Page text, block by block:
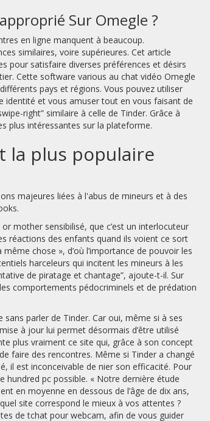
Sur Omegle ?
en ligne manquent à beaucoup.
similaires, voire supérieures. Cet article
pour satisfaire diverses préférences et désirs
Cette software various au chat vidéo Omegle
pays et régions. Vous pouvez utiliser
identité et vous amuser tout en vous faisant de
right” similaire à celle de Tinder. Grâce à
plus intéressantes sur la plateforme.
la plus populaire
majeures liées à l'abus de mineurs et à des
or mother sensibilisé, que c’est un interlocuteur
réactions des enfants quand ils voient ce sort
chose », d’où l’importance de pouvoir les
harceleurs qui incitent les mineurs à les
de piratage et chantage”, ajoute-t-il. Sur
comportements pédocriminels et de prédation
parler de Tinder. Car oui, même si à ses
à jour lui permet désormais d’être utilisé
plus vraiment ce site qui, grâce à son concept
faire des rencontres. Même si Tinder a changé
il est inconceivable de nier son efficacité. Pour
hundred pc possible. « Notre dernière étude
en moyenne en dessous de l’âge de dix ans,
site correspond le mieux à vos attentes ?
de tchat pour webcam, afin de vous guider